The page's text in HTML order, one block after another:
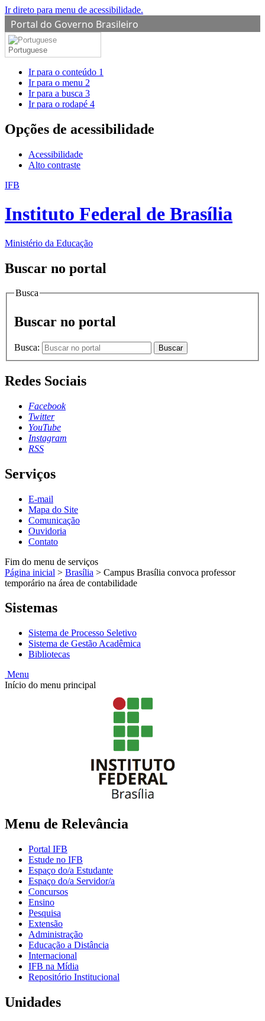
Ir direto para menu de acessibilidade.
Portal do Governo Brasileiro
Portuguese
Ir para o conteúdo 1
Ir para o menu 2
Ir para a busca 3
Ir para o rodapé 4
Opções de acessibilidade
Acessibilidade
Alto contraste
IFB
Instituto Federal de Brasília
Ministério da Educação
Buscar no portal
Busca
Buscar no portal
Busca: Buscar
Redes Sociais
Facebook
Twitter
YouTube
Instagram
RSS
Serviços
E-mail
Mapa do Site
Comunicação
Ouvidoria
Contato
Fim do menu de serviços
Página inicial > Brasília > Campus Brasília convoca professor
temporário na área de contabilidade
Sistemas
Sistema de Processo Seletivo
Sistema de Gestão Acadêmica
Bibliotecas
Menu
Início do menu principal
Menu de Relevância
Portal IFB
Estude no IFB
Espaço do/a Estudante
Espaço do/a Servidor/a
Concursos
Ensino
Pesquisa
Extensão
Administração
Educação a Distância
Internacional
IFB na Mídia
Repositório Institucional
Unidades